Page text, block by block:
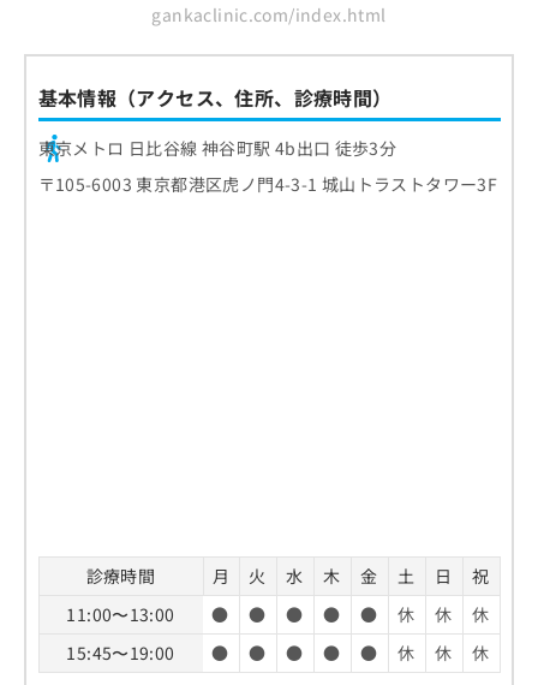
gankaclinic.com/index.html
基本情報（アクセス、住所、診療時間）
東京メトロ 日比谷線 神谷町駅 4b出口 徒歩3分
〒105-6003 東京都港区虎ノ門4-3-1 城山トラストタワー3F
診療時間 月 火 水 木 金 土 日
祝
11:00〜13:00
● ● ● ● ● 休 休
休
15:45〜19:00
● ● ● ● ● 休 休
休